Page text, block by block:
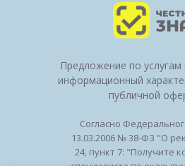
Предложение по услугам
информационный
публичной
Согласно
13.03.2006 № 38-ФЗ "О
24, пункт 7: "Получите